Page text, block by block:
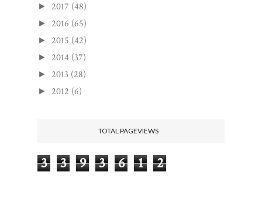
► 2017 (48)
► 2016 (65)
► 2015 (42)
► 2014 (37)
► 2013 (28)
► 2012 (6)
TOTAL PAGEVIEWS
3 3 9 3 6 1 2